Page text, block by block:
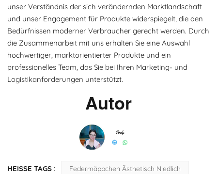
unser Verständnis der sich verändernden Marktlandschaft
und unser Engagement für Produkte widerspiegelt, die den
Bedürfnissen moderner Verbraucher gerecht werden. Durch
die Zusammenarbeit mit uns erhalten Sie eine Auswahl
hochwertiger, marktorientierter Produkte und ein
professionelles Team, das Sie bei Ihren Marketing- und
Logistikanforderungen unterstützt.
Autor
HEISSE TAGS :
Federmäppchen Ästhetisch Niedlich